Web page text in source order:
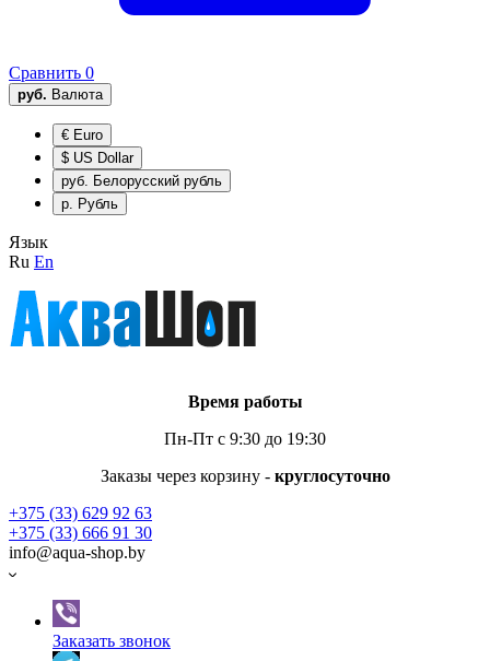
Сравнить 0
руб. Валюта
€ Euro
$ US Dollar
руб. Белорусский рубль
р. Рубль
Язык
Ru En
Время работы
Пн-Пт с 9:30 до 19:30
Заказы через корзину - круглосуточно
+375 (33) 629 92 63
+375 (33) 666 91 30
info@aqua-shop.by
Заказать звонок